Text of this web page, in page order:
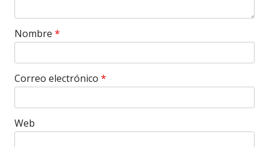
Nombre *
Correo electrónico *
Web